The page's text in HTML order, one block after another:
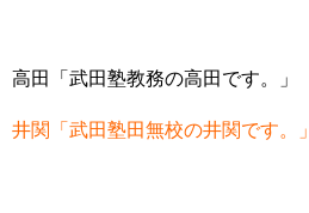
高田「武田塾教務の高田です。」
井関「武田塾田無校の井関です。」